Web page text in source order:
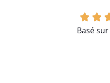
Basé sur